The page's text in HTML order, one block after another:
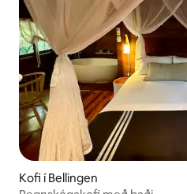
Kofi í Bellingen